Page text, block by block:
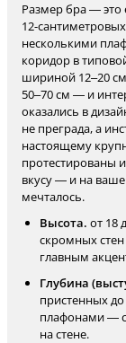
Размер бра — это
12-
несколькими
коридор в
шириной 12–20
50–70 см — и
оказались в
не преграда, а
настоящему
протестированы
вкусу — и на
мечталось.
Высота. от 18
скромных
главным
Глубина
пристенных
плафонами —
на стене.